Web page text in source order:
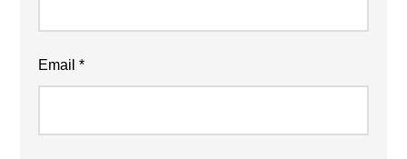
Email*